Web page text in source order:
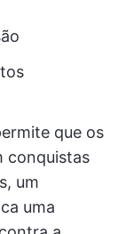
que os
conquistas
um
uma